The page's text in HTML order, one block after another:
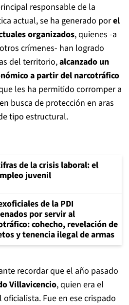
responsable de la
actual, se ha generado porel
organizados, quienes -a
crímenes- han logrado
del territorio,alcanzado un
a partir del narcotráfico
les ha permitido corromper a
busca de protección en aras
tipo estructural.
de la crisis laboral: el
juvenil
de la PDI
por servir al
cohecho, revelación de
y tenencia ilegal de armas
recordar que el año pasado
Villavicencio, quien era el
Fue en ese crispado